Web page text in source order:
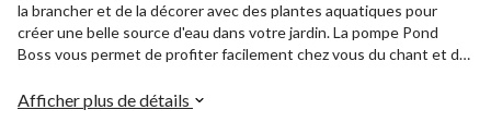
la brancher et de la décorer avec des plantes aquatiques pour
créer une belle source d'eau dans votre jardin. La pompe Pond
Boss vous permet de profiter facilement chez vous du chant et de
Afficher plus de détails